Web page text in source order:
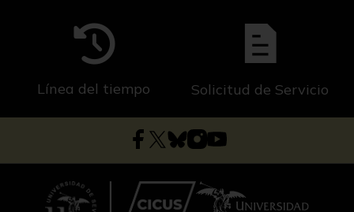
Línea del tiempo Solicitud de Servicio